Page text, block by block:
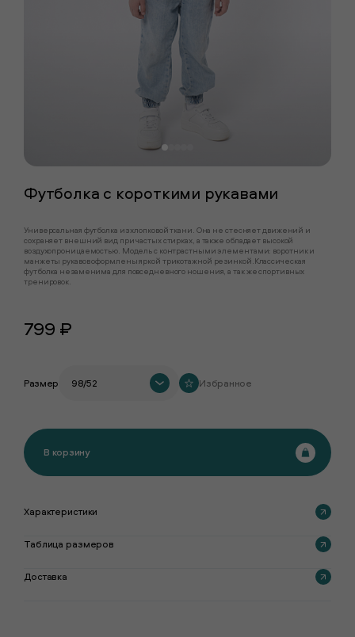
Футболка с короткими рукавами
Универсальная футболка из хлопковой ткани. Она не стесняет движений и
сохраняет внешний вид при частых стирках, а также обладает высокой
воздухопроницаемостью. Модель с контрастными элементами: воротник и
манжеты рукавов оформлены яркой трикотажной резинкой.Классическая
футболка незаменима для повседневного ношения, а так же спортивных
тренировок.
799 ₽
Размер 98/52
В корзину
Избранное
Характеристики
Таблица размеров
Доставка